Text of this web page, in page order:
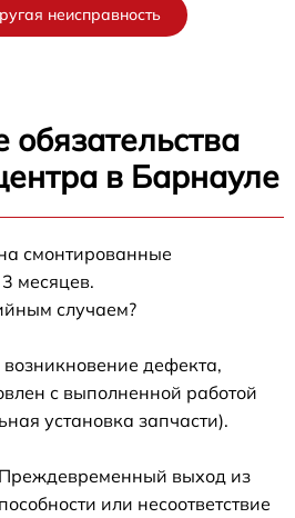
неисправность
обязательства
в Барнауле
смонтированные
месяцев.
случаем?
дефекта,
с выполненной работой
установка запчасти).
выход из
или несоответствие